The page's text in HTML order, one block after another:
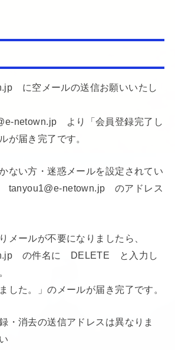
に空メールの送信お願いいたし
netown.jp より「会員登録完了し
が届き完了です。
ない方・迷惑メールを設定されてい
tanyou1@e-netown.jp のアドレス
メールが不要になりましたら、
の件名に DELETE と入力し
した。」のメールが届き完了です。
・消去の送信アドレスは異なりま